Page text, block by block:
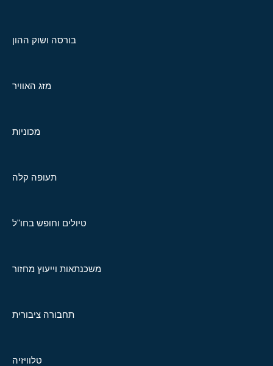
בורסה ושוק ההון
מזג האוויר
מכוניות
תעופה קלה
טיולים וחופש בחו"ל
משכנתאות וייעוץ מחזור
תחבורה ציבורית
טלוויזיה